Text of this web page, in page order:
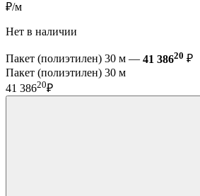
₽/м
Нет в наличии
Пакет (полиэтилен) 30 м — 41 38620 ₽
Пакет (полиэтилен) 30 м
41 38620₽